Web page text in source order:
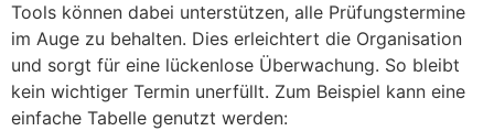
Tools können dabei unterstützen, alle Prüfungstermine
im Auge zu behalten. Dies erleichtert die Organisation
und sorgt für eine lückenlose Überwachung. So bleibt
kein wichtiger Termin unerfüllt. Zum Beispiel kann eine
einfache Tabelle genutzt werden: